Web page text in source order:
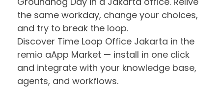
the same workday, change your choices,
and try to break the loop.
Discover Time Loop Office Jakarta in the
remio aApp Market — install in one click
and integrate with your knowledge base,
agents, and workflows.